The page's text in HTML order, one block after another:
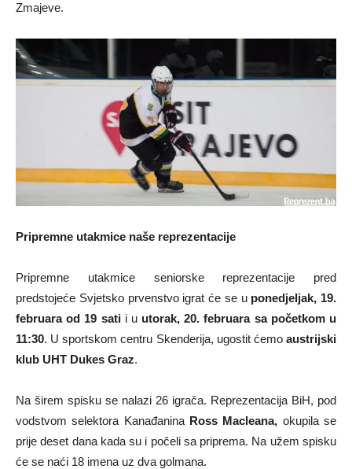
Zmajeve.
Pripremne utakmice naše reprezentacije
Pripremne utakmice seniorske reprezentacije pred
predstojeće Svjetsko prvenstvo igrat će se u ponedjeljak, 19.
februara od 19 satii u utorak, 20. februara sa početkom u
11:30. U sportskom centru Skenderija, ugostit ćemo austrijski
klub UHT Dukes Graz.
Na širem spisku se nalazi 26 igrača. Reprezentacija BiH, pod
vodstvom selektora Kanađanina Ross Macleana, okupila se
prije deset dana kada su i počeli sa priprema. Na užem spisku
će se naći 18 imena uz dva golmana.